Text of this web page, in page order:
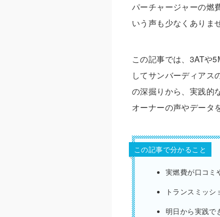
パーチャージャーの燃
いう声も少なくありま
この記事では、3ATや
してサンバーディアス
の深掘りから、実践的
オーナーの声やデータ
この記事で分かること
実燃費が口コミ
トランスミッ
明日から実践で